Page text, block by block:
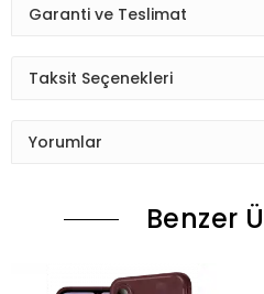
Garanti ve Teslimat
Taksit Seçenekleri
Yorumlar
Benzer